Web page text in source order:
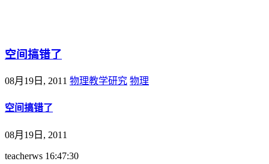
空间搞错了
08月19日, 2011 物理教学研究 物理
空间搞错了
08月19日, 2011
teacherws 16:47:30